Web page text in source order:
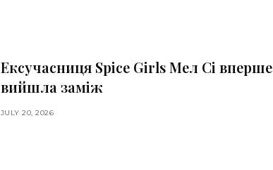
Ексучасниця Spice Girls Мел Сі вперше
вийшла заміж
JULY 20, 2026